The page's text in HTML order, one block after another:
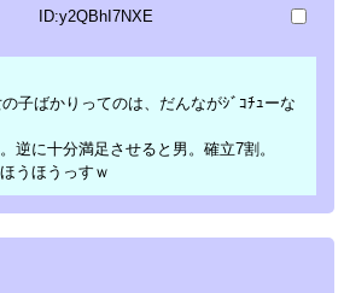
ID:y2QBhI7NXE
子ばかりってのは、だんながｼﾞｺﾁｭーな
逆に十分満足させると男。確立7割。
うほうっすｗ